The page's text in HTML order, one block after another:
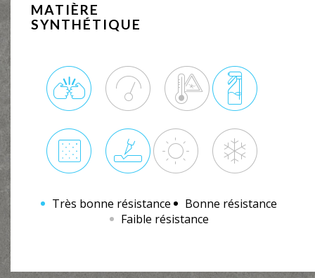
MATIÈRE
SYNTHÉTIQUE
Très bonne résistance
Bonne résistance
Faible résistance